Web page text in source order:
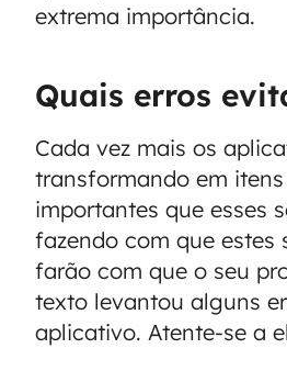
extrema importância.
Quais erros
Cada vez mais os
transformando em
importantes que esses
fazendo com que estes
farão com que o seu
texto levantou alguns
aplicativo. Atente-se a